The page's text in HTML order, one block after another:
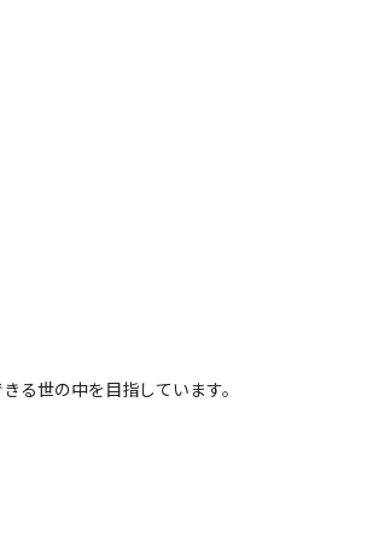
る世の中を目指しています。